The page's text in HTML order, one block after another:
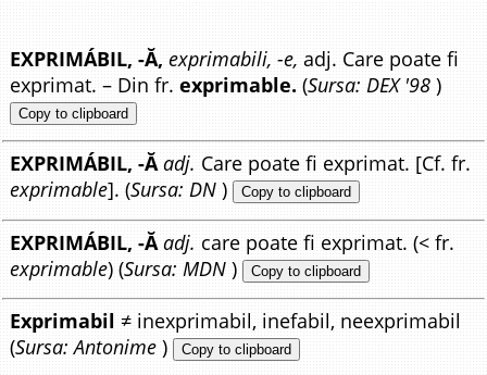
EXPRIMÁBIL, -Ă, exprimabili, -e, adj. Care poate fi
exprimat. – Din fr.exprimable. (Sursa: DEX '98 )
Copy to clipboard
EXPRIMÁBIL, -Ă adj. Care poate fi exprimat. [Cf. fr.
exprimable]. (Sursa: DN ) Copy to clipboard
EXPRIMÁBIL, -Ă adj. care poate fi exprimat. (< fr.
exprimable) (Sursa: MDN ) Copy to clipboard
Exprimabil ≠ inexprimabil, inefabil, neexprimabil
(Sursa: Antonime ) Copy to clipboard